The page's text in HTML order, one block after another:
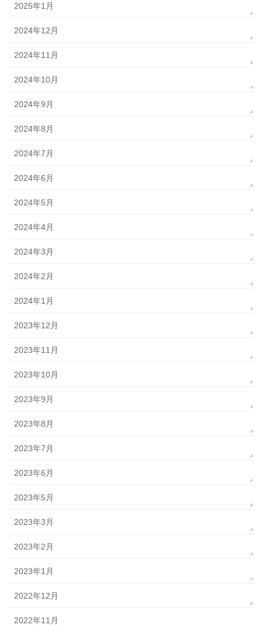
2025年1月
2024年12月
2024年11月
2024年10月
2024年9月
2024年8月
2024年7月
2024年6月
2024年5月
2024年4月
2024年3月
2024年2月
2024年1月
2023年12月
2023年11月
2023年10月
2023年9月
2023年8月
2023年7月
2023年6月
2023年5月
2023年3月
2023年2月
2023年1月
2022年12月
2022年11月